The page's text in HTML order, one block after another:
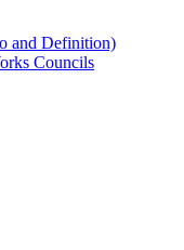
and Definition)
Councils